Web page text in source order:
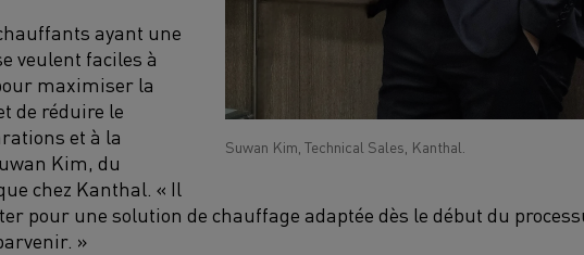
Suwan Kim, Technical Sales, Kanthal.
ayant une
veulent faciles à
maximiser la
de réduire le
et à la
Kim, du
chez Kanthal. « Il
pour une solution de chauffage adaptée dès le début du
»